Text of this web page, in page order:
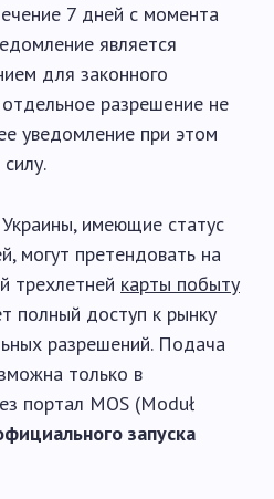
7 дней с момента
является
для законного
разрешение не
уведомление при этом
имеющие статус
могут претендовать на
трехлетней карты побыту
полный доступ к рынку
разрешений. Подача
только в
портал MOS (Moduł
запуска